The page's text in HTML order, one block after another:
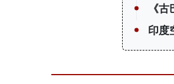
《
印度